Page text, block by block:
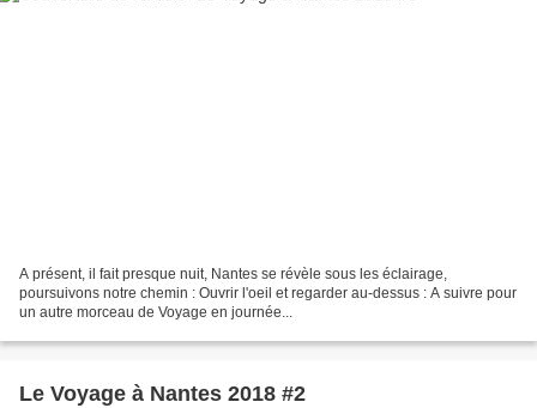
A présent, il fait presque nuit, Nantes se révèle sous les éclairage,
poursuivons notre chemin : Ouvrir l'oeil et regarder au-dessus : A suivre pour
un autre morceau de Voyage en journée...
Le Voyage à Nantes 2018 #2